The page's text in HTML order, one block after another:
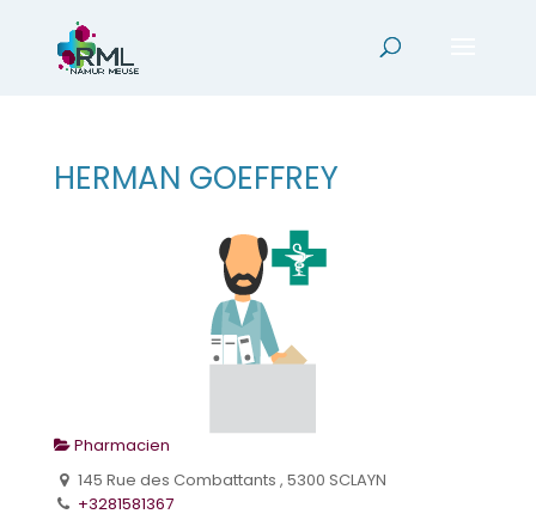
HERMAN GOEFFREY
Pharmacien
145 Rue des Combattants , 5300 SCLAYN
+3281581367